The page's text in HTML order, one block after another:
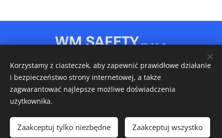
Włóż do koszyka
WM SAFETY sp. z o. o.
NIP: 6472611346 • REGON: 540606150 • KRS: 0001148349
Ciasteczka
Korzystamy z ciasteczek, aby zapewnić prawidłowe działanie
i bezpieczeństwo strony internetowej, a także
zagwarantować najlepsze możliwe doświadczenia
użytkownika.
Zaakceptuj tylko niezbędne Zaakceptuj wszystko